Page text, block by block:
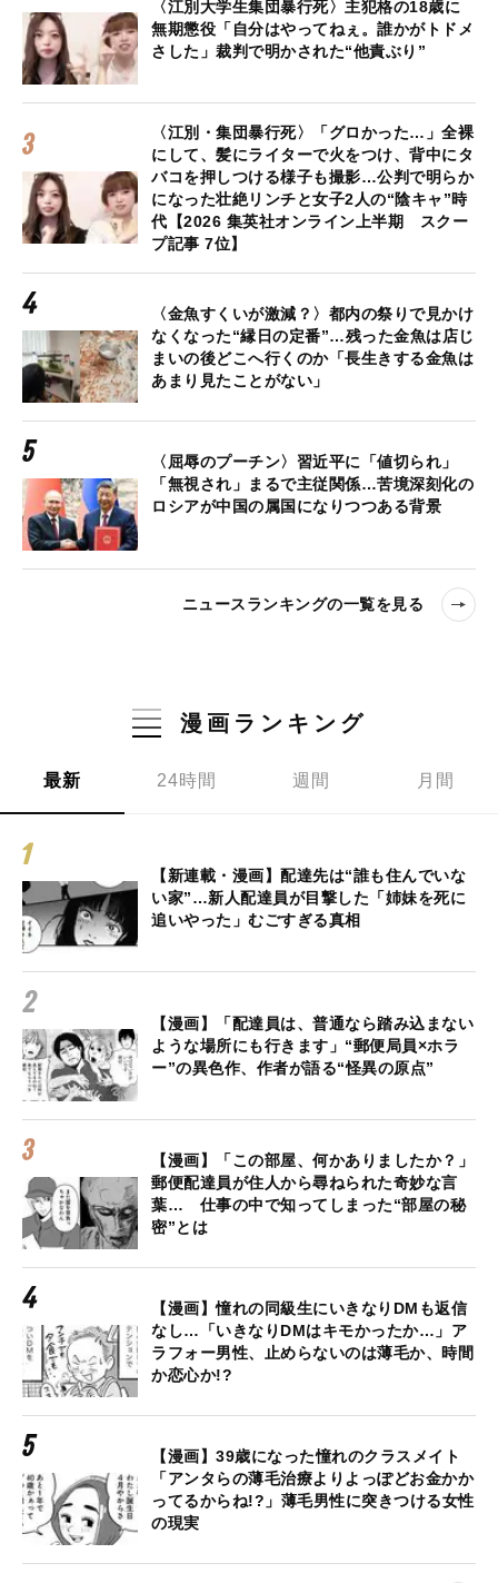
〈江別大学生集団暴行死〉主犯格の18歳に
無期懲役「自分はやってねぇ。誰かがトドメ
さした」裁判で明かされた“他責ぶり”
〈江別・集団暴行死〉「グロかった…」全裸
にして、髪にライターで火をつけ、背中にタ
バコを押しつける様子も撮影…公判で明らか
になった壮絶リンチと女子2人の“陰キャ”時
代【2026 集英社オンライン上半期 スクー
プ記事 7位】
〈金魚すくいが激減？〉都内の祭りで見かけ
なくなった“縁日の定番”…残った金魚は店じ
まいの後どこへ行くのか「長生きする金魚は
あまり見たことがない」
〈屈辱のプーチン〉習近平に「値切られ」
「無視され」まるで主従関係…苦境深刻化の
ロシアが中国の属国になりつつある背景
ニュースランキングの一覧を見る
漫画ランキング
最新 24時間 週間 月間
【新連載・漫画】配達先は“誰も住んでいな
い家”…新人配達員が目撃した「姉妹を死に
追いやった」むごすぎる真相
【漫画】「配達員は、普通なら踏み込まない
ような場所にも行きます」“郵便局員×ホラ
ー”の異色作、作者が語る“怪異の原点”
【漫画】「この部屋、何かありましたか？」
郵便配達員が住人から尋ねられた奇妙な言
葉… 仕事の中で知ってしまった“部屋の秘
密”とは
【漫画】憧れの同級生にいきなりDMも返信
なし…「いきなりDMはキモかったか…」ア
ラフォー男性、止めらないのは薄毛か、時間
か恋心か!?
【漫画】39歳になった憧れのクラスメイト
「アンタらの薄毛治療よりよっぽどお金かか
ってるからね!?」薄毛男性に突きつける女性
の現実